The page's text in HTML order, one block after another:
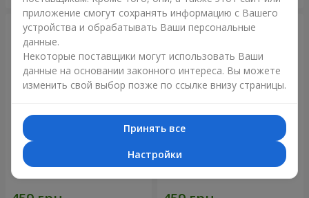
Коллекция шариков
"Смайлики" - 5 шариков
Коллекция шариков
приложение смогут сохранять информацию с Вашего
устройства и обрабатывать Ваши персональные
данные.
Некоторые поставщики могут использовать Ваши
данные на основании законного интереса. Вы можете
изменить свой выбор позже по ссылке внизу страницы.
Принять все
Настройки